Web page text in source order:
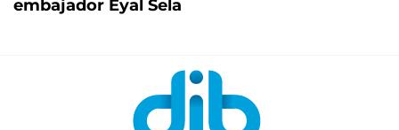
embajador Eyal Sela